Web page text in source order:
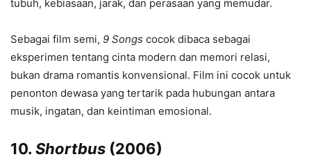
tubuh, kebiasaan, jarak, dan perasaan yang memudar.
Sebagai film semi, 9 Songs cocok dibaca sebagai
eksperimen tentang cinta modern dan memori relasi,
bukan drama romantis konvensional. Film ini cocok untuk
penonton dewasa yang tertarik pada hubungan antara
musik, ingatan, dan keintiman emosional.
10. Shortbus (2006)